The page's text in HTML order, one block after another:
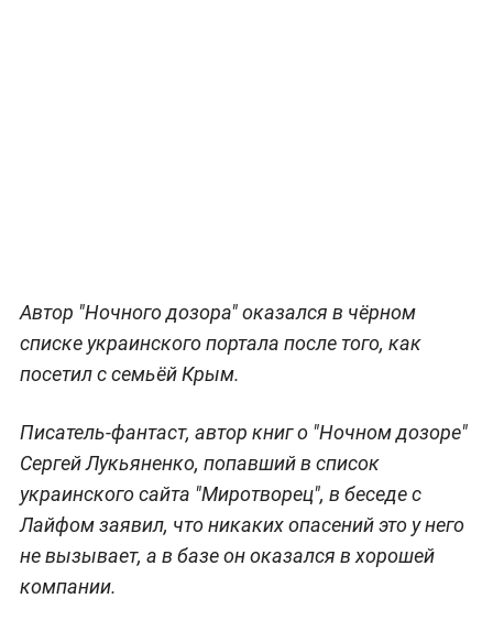
Автор "Ночного дозора" оказался в чёрном
списке украинского портала после того, как
посетил с семьёй Крым.
Писатель-фантаст, автор книг о "Ночном дозоре"
Сергей Лукьяненко, попавший в список
украинского сайта "Миротворец", в беседе с
Лайфом заявил, что никаких опасений это у него
не вызывает, а в базе он оказался в хорошей
компании.